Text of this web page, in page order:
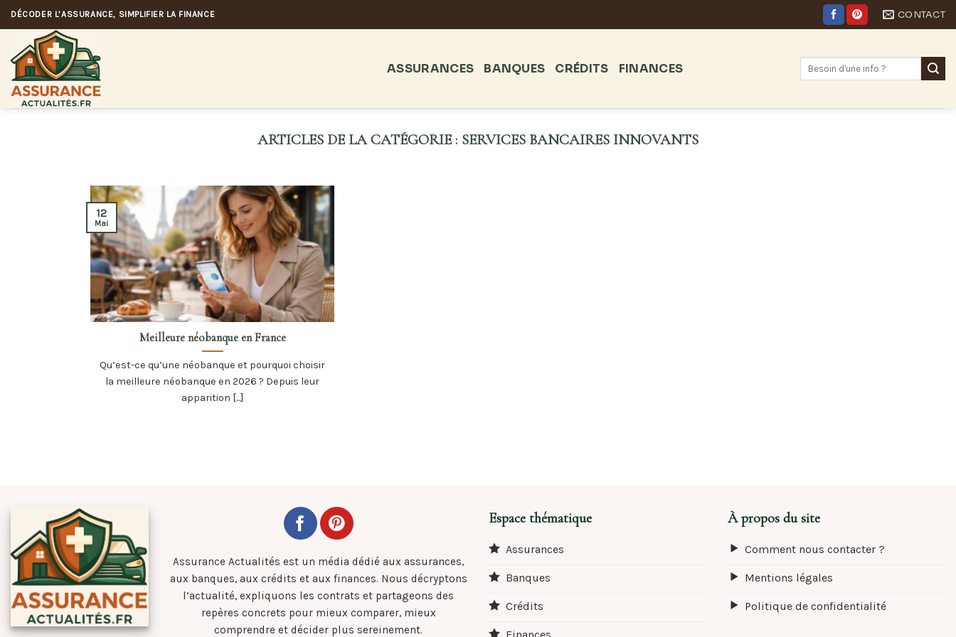
Skip
to
content
DÉCODER L’ASSURANCE, SIMPLIFIER LA FINANCE CONTACT
ASSURANCES BANQUES CRÉDITS FINANCES
SERVICES BANCAIRES INNOVANTS
Meilleure néobanque en France
Qu’est-ce qu’une néobanque et pourquoi choisir
la meilleure néobanque en 2026 ? Depuis leur
apparition [...]
12
Mai
Assurance Actualités est un média dédié aux assurances,
aux banques, aux crédits et aux finances. Nous décryptons
l’actualité, expliquons les contrats et partageons des
repères concrets pour mieux comparer, mieux
comprendre et décider plus sereinement.
Espace thématique
Assurances
Banques
Crédits
À propos du site
Comment nous contacter ?
Mentions légales
Politique de confidentialité